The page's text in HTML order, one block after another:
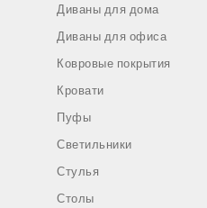
Диваны для дома
Диваны для офиса
Ковровые покрытия
Кровати
Пуфы
Светильники
Стулья
Столы